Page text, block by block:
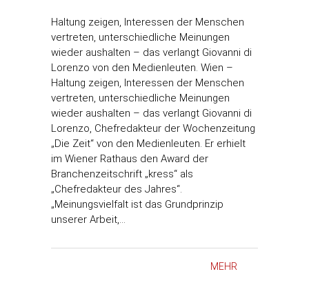
Haltung zeigen, Interessen der Menschen
vertreten, unterschiedliche Meinungen
wieder aushalten – das verlangt Giovanni di
Lorenzo von den Medienleuten. Wien –
Haltung zeigen, Interessen der Menschen
vertreten, unterschiedliche Meinungen
wieder aushalten – das verlangt Giovanni di
Lorenzo, Chefredakteur der Wochenzeitung
„Die Zeit“ von den Medienleuten. Er erhielt
im Wiener Rathaus den Award der
Branchenzeitschrift „kress“ als
„Chefredakteur des Jahres“.
„Meinungsvielfalt ist das Grundprinzip
unserer Arbeit,…
MEHR